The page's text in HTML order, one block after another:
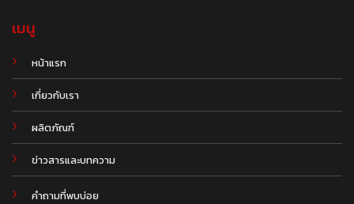
เมนู
หน้าแรก
เกี่ยวกับเรา
ผลิตภัณฑ์
ข่าวสารและบทความ
.
คำถามที่พบบ่อย